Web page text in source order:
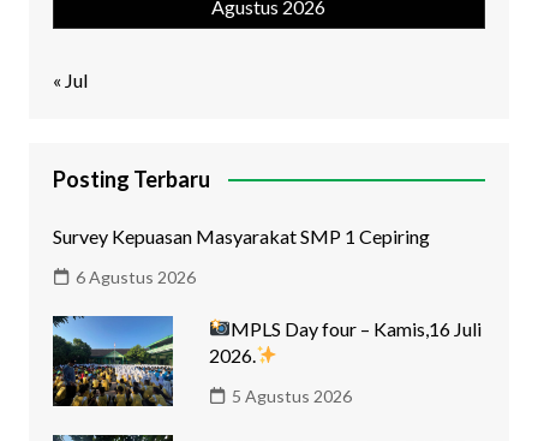
Agustus 2026
« Jul
Posting Terbaru
Survey Kepuasan Masyarakat SMP 1 Cepiring
6 Agustus 2026
MPLS Day four – Kamis,16 Juli
2026.
5 Agustus 2026